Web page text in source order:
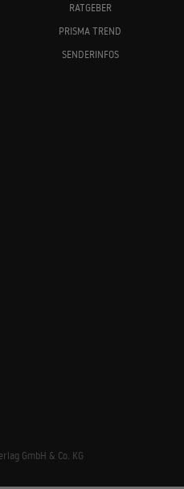
RATGEBER
PRISMA TREND
SENDERINFOS
GmbH & Co. KG